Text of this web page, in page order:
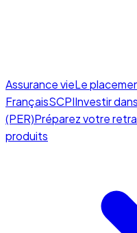
Assurance vieLe
FrançaisSCPIInvestir
(PER)Préparez votre
produits